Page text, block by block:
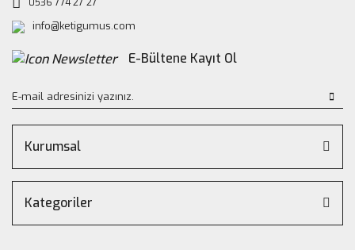
0536 774 27 27
info@ketigumus.com
E-Bültene Kayıt Ol
Kurumsal
Kategoriler